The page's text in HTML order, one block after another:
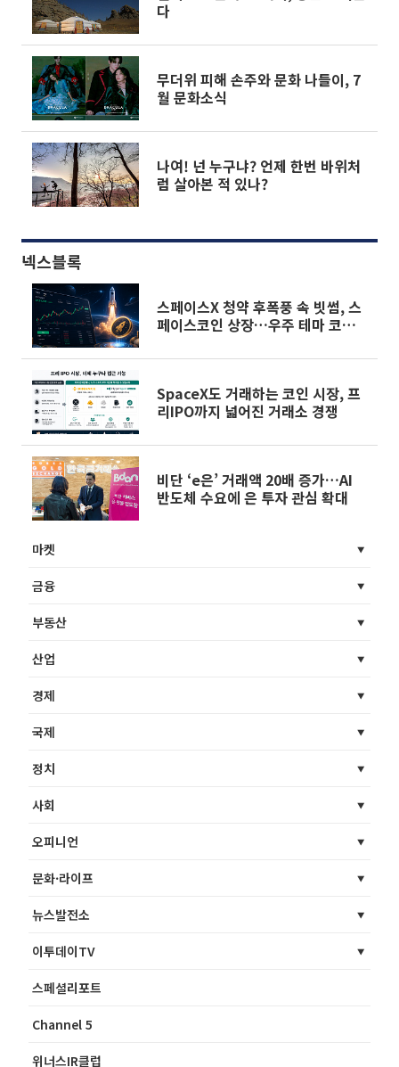
다
무더위 피해 손주와 문화 나들이, 7
월 문화소식
나여! 넌 누구냐? 언제 한번 바위처
럼 살아본 적 있나?
넥스블록
스페이스X 청약 후폭풍 속 빗썸, 스
페이스코인 상장…우주 테마 코인
SpaceX도 거래하는 코인 시장, 프
리IPO까지 넓어진 거래소 경쟁
비단 ‘e은’ 거래액 20배 증가…AI
반도체 수요에 은 투자 관심 확대
마켓
금융
부동산
산업
경제
국제
정치
사회
오피니언
문화·라이프
뉴스발전소
이투데이TV
스페셜리포트
Channel 5
위너스IR클럽